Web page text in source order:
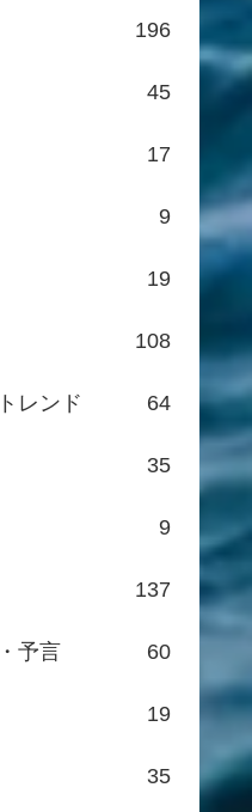
196
45
17
9
19
108
レンド 64
35
9
137
予言 60
19
35